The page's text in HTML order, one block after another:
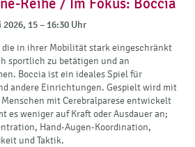
2026, 15 – 16:30 Uhr
die in ihrer Mobilität stark eingeschränkt
sportlich zu betätigen und an
Boccia ist ein ideales Spiel für
andere Einrichtungen. Gespielt wird mit
mit Cerebralparese entwickelt
es weniger auf Kraft oder Ausdauer an;
Hand-Augen-Koordination,
und Taktik.